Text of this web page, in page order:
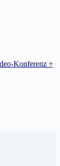
Konferenz +